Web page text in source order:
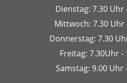
Dienstag: 7.30 Uhr
Mittwoch: 7.30 Uhr
Donnerstag: 7.30
Freitag: 7.30Uhr -
Samstag: 9.00 Uhr